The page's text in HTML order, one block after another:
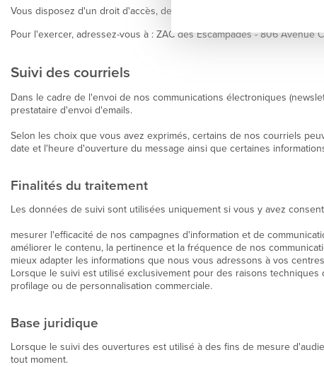
Vous disposez d'un droit d'accès, de modification et d’opposition aux
Pour l'exercer, adressez-vous à : ZAC des Escampades - 806 Avenue
Suivi des courriels
Dans le cadre de l'envoi de nos communications électroniques
prestataire d'envoi d'emails.
Selon les choix que vous avez exprimés, certains de nos courriels
date et l'heure d'ouverture du message ainsi que certaines
Finalités du traitement
Les données de suivi sont utilisées uniquement si vous y avez
mesurer l'efficacité de nos campagnes d'information et de
améliorer le contenu, la pertinence et la fréquence de nos
mieux adapter les informations que nous vous adressons à vos
Lorsque le suivi est utilisé exclusivement pour des raisons
profilage ou de personnalisation commerciale.
Base juridique
Lorsque le suivi des ouvertures est utilisé à des fins de mesure
tout moment.